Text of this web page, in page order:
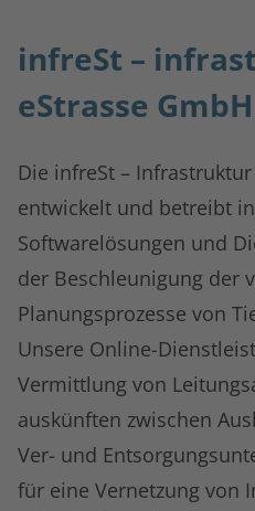
infreSt –
eStrasse GmbH
Die infreSt –
entwickelt und betreibt
Softwarelösungen und
der Beschleunigung der
Planungsprozesse von
Unsere Online-
Vermittlung von
auskünften zwischen
Ver- und
für eine Vernetzung von